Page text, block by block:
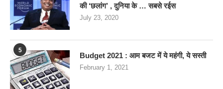
की ‘छलांग’ , दुनिया के … सबसे रईस
July 23, 2020
5
Budget 2021 : आम बजट में ये महंगी, ये सस्‍ती
February 1, 2021